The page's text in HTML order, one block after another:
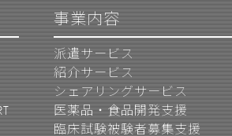
事業内容
派遣サービス
紹介サービス
シェアリングサービス
医薬品・食品開発支援
臨床試験被験者募集支援